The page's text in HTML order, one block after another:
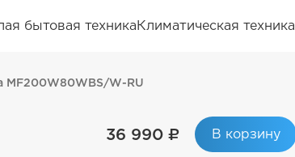
бытовая техникаКлиматическая техника
MF200W80WBS/W-RU
36 990 ₽ В корзину